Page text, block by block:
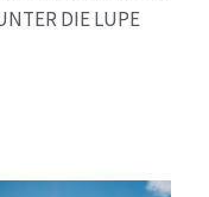
DIE LUPE